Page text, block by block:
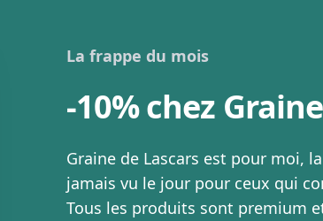
La frappe du mois
-10% chez
Graine de Lascars est pour moi,
jamais vu le jour pour ceux qui
Tous les produits sont premium